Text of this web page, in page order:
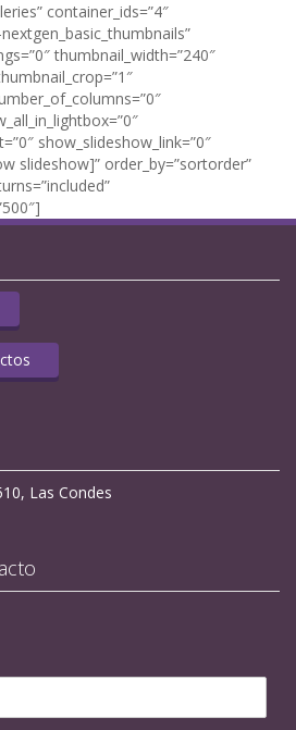
container_ids=”4″
thumbnail_width=”240″
show_slideshow_link=”0″
slideshow]” order_by=”sortorder”
Las Condes